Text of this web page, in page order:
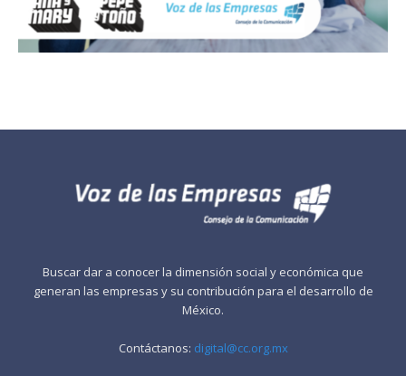
Buscar dar a conocer la dimensión social y económica que
generan las empresas y su contribución para el desarrollo de
México.
Contáctanos: digital@cc.org.mx